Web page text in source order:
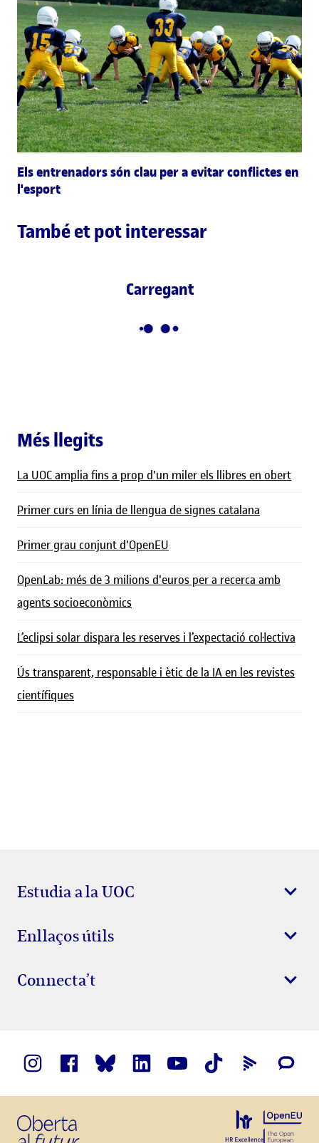
Els entrenadors són clau per a evitar conflictes en
l'esport
També et pot interessar
Carregant
Més llegits
La UOC amplia fins a prop d'un miler els llibres en obert
Primer curs en línia de llengua de signes catalana
Primer grau conjunt d'OpenEU
OpenLab: més de 3 milions d'euros per a recerca amb
agents socioeconòmics
L’eclipsi solar dispara les reserves i l’expectació col·lectiva
Ús transparent, responsable i ètic de la IA en les revistes
científiques
Estudia a la UOC
Enllaços útils
Connecta’t